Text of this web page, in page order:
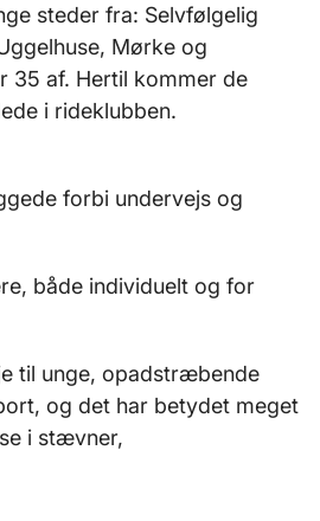
steder fra: Selvfølgelig
Mørke og
35 af. Hertil kommer de
i rideklubben.
forbi undervejs og
både individuelt og for
til unge, opadstræbende
og det har betydet meget
i stævner,